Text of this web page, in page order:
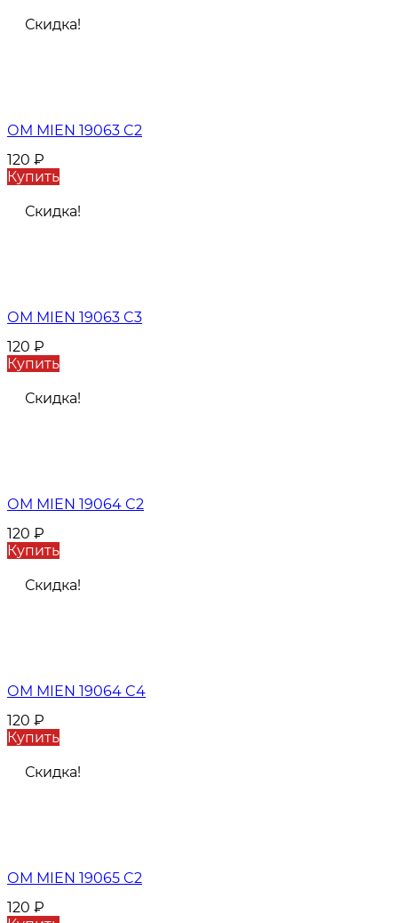
Скидка!
ОМ MIEN 19063 C2
120 ₽
Купить
Скидка!
ОМ MIEN 19063 C3
120 ₽
Купить
Скидка!
ОМ MIEN 19064 C2
120 ₽
Купить
Скидка!
ОМ MIEN 19064 C4
120 ₽
Купить
Скидка!
ОМ MIEN 19065 C2
120 ₽